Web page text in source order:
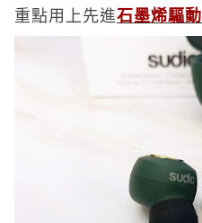
重點用上先進石墨烯驅動